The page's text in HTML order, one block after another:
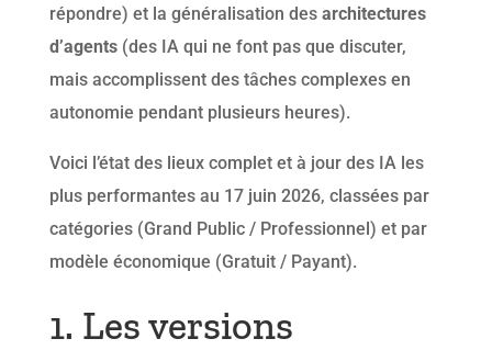
répondre) et la généralisation des architectures
d’agents(des IA qui ne font pas que discuter,
mais accomplissent des tâches complexes en
autonomie pendant plusieurs heures).
Voici l’état des lieux complet et à jour des IA les
plus performantes au 17 juin 2026, classées par
catégories (Grand Public / Professionnel) et par
modèle économique (Gratuit / Payant).
1. Les versions